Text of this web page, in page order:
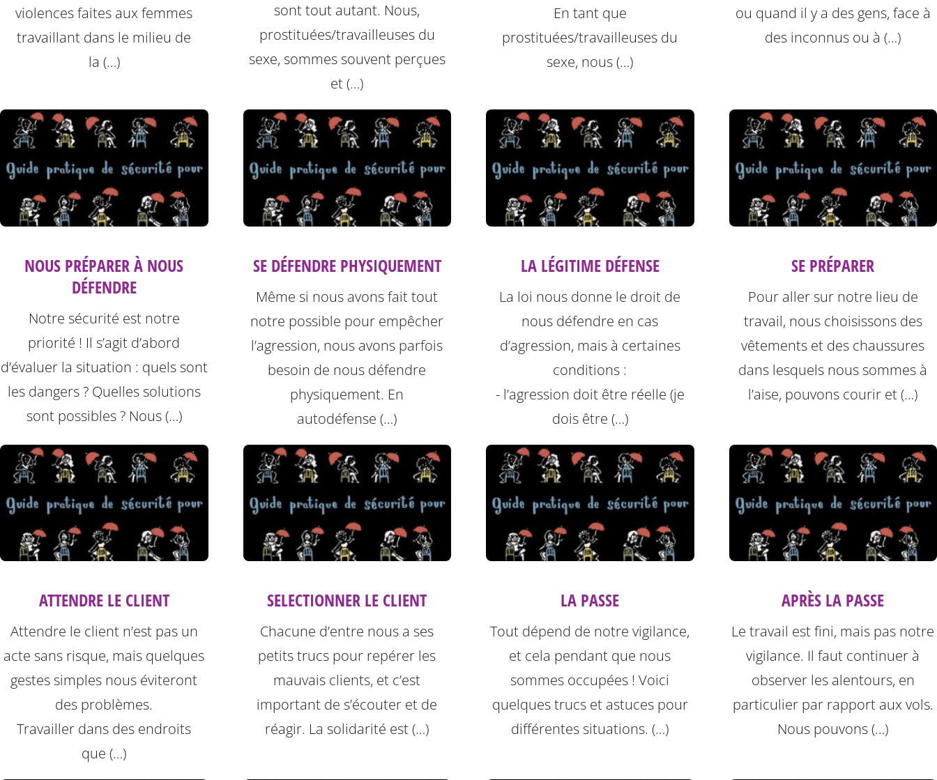
violences faites aux femmes
travaillant dans le milieu de
la (…)
sont tout autant. Nous,
prostituées/travailleuses du
sexe, sommes souvent perçues
et (…)
En tant que
prostituées/travailleuses du
sexe, nous (…)
ou quand il y a des gens, face à
des inconnus ou à (…)
NOUS PRÉPARER À NOUS
DÉFENDRE
Notre sécurité est notre
priorité ! Il s’agit d’abord
d’évaluer la situation : quels sont
les dangers ? Quelles solutions
sont possibles ? Nous (…)
SE DÉFENDRE PHYSIQUEMENT
Même si nous avons fait tout
notre possible pour empêcher
l’agression, nous avons parfois
besoin de nous défendre
physiquement. En
autodéfense (…)
LA LÉGITIME DÉFENSE
La loi nous donne le droit de
nous défendre en cas
d’agression, mais à certaines
conditions :
- l’agression doit être réelle (je
dois être (…)
SE PRÉPARER
Pour aller sur notre lieu de
travail, nous choisissons des
vêtements et des chaussures
dans lesquels nous sommes à
l’aise, pouvons courir et (…)
ATTENDRE LE CLIENT
Attendre le client n’est pas un
acte sans risque, mais quelques
gestes simples nous éviteront
des problèmes.
Travailler dans des endroits
que (…)
SELECTIONNER LE CLIENT
Chacune d’entre nous a ses
petits trucs pour repérer les
mauvais clients, et c’est
important de s’écouter et de
réagir. La solidarité est (…)
LA PASSE
Tout dépend de notre vigilance,
et cela pendant que nous
sommes occupées ! Voici
quelques trucs et astuces pour
différentes situations. (…)
APRÈS LA PASSE
Le travail est fini, mais pas notre
vigilance. Il faut continuer à
observer les alentours, en
particulier par rapport aux vols.
Nous pouvons (…)